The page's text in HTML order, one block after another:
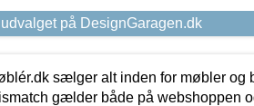
på DesignGaragen.dk
sælger alt inden for møbler og
gælder både på webshoppen